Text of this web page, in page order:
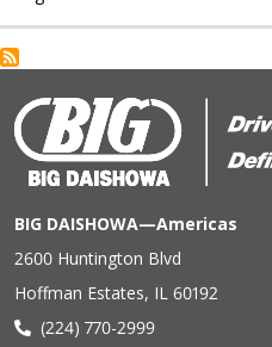
BIG DAISHOWA—Americas
2600 Huntington Blvd
Hoffman Estates, IL 60192
(224) 770-2999